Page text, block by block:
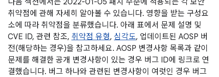
다음 섹션에서는 2022-01-05 패치 수준에 적용되는 각 보안
취약점에 관해 자세히 알아볼 수 있습니다. 영향을 받는 구성요
소에 따라 취약점을 분류했습니다. 아래 표에서 문제 설명 및
CVE ID, 관련 참조, 취약점 유형, 심각도, 업데이트된 AOSP 버
전(해당하는 경우)을 참고하세요. AOSP 변경사항 목록과 같이
문제를 해결한 공개 변경사항이 있는 경우 버그 ID에 링크로 연
결했습니다. 버그 하나와 관련된 변경사항이 여럿인 경우 버그